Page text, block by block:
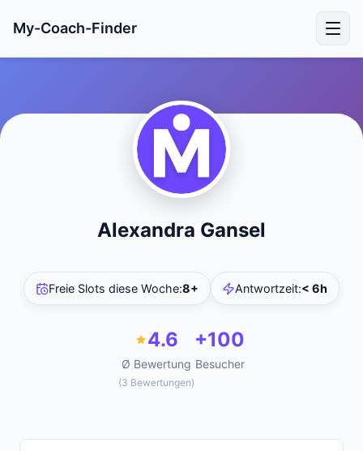
My-Coach-Finder
Alexandra Gansel
Freie Slots diese Woche:8+ Antwortzeit:< 6h
4.6
Ø Bewertung
(3 Bewertungen)
+100
Besucher